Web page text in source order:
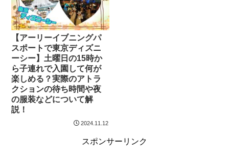
【アーリーイブニングパ
スポートで東京ディズニ
ーシー】土曜日の15時か
ら子連れで入園して何が
楽しめる？実際のアトラ
クションの待ち時間や夜
の服装などについて解
説！
2024.11.12
スポンサーリンク